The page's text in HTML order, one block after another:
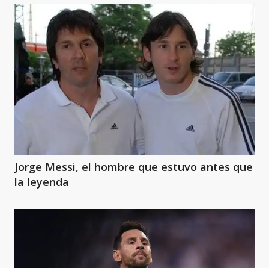
Jorge Messi, el hombre que estuvo antes que
la leyenda